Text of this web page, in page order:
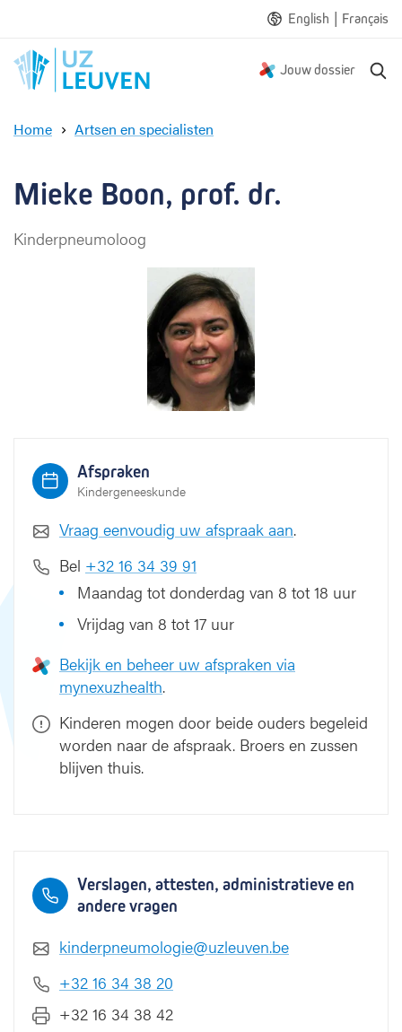
English | Français
Jouw dossier
Home Artsen en specialisten
k
o
n
Mieke Boon, prof. dr.
Kinderpneumoloog
Afspraken
Kindergeneeskunde
Vraag eenvoudig uw afspraak aan.
Bel +32 16 34 39 91
Maandag tot donderdag van 8 tot 18 uur
Vrijdag van 8 tot 17 uur
Bekijk en beheer uw afspraken via
mynexuzhealth.
Kinderen mogen door beide ouders begeleid
worden naar de afspraak. Broers en zussen
blijven thuis.
Verslagen, attesten, administratieve en
andere vragen
kinderpneumologie@uzleuven.be
+32 16 34 38 20
+32 16 34 38 42